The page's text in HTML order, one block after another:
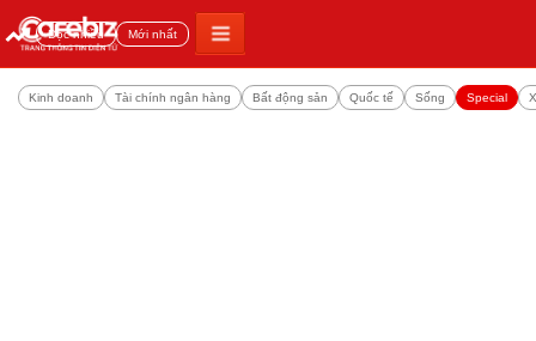
Đọc nhiều Mới nhất
Kinh doanh Tài chính ngân hàng Bất động sản Quốc tế Sống Special